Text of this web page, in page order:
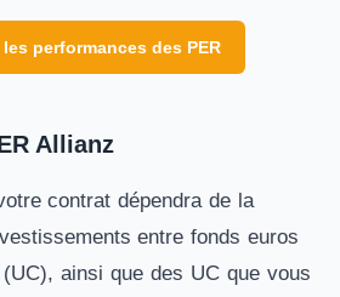
performances des PER
Allianz
contrat dépendra de la
entre fonds euros
ainsi que des UC que vous